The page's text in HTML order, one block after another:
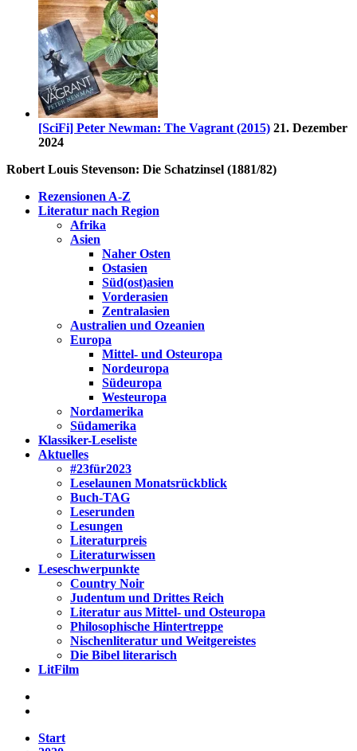
[SciFi] Peter Newman: The Vagrant (2015) 21. Dezember
2024
Robert Louis Stevenson: Die Schatzinsel (1881/82)
Rezensionen A-Z
Literatur nach Region
Afrika
Asien
Naher Osten
Ostasien
Süd(ost)asien
Vorderasien
Zentralasien
Australien und Ozeanien
Europa
Mittel- und Osteuropa
Nordeuropa
Südeuropa
Westeuropa
Nordamerika
Südamerika
Klassiker-Leseliste
Aktuelles
#23für2023
Leselaunen Monatsrückblick
Buch-TAG
Leserunden
Lesungen
Literaturpreis
Literaturwissen
Leseschwerpunkte
Country Noir
Judentum und Drittes Reich
Literatur aus Mittel- und Osteuropa
Philosophische Hintertreppe
Nischenliteratur und Weitgereistes
Die Bibel literarisch
LitFilm
Start